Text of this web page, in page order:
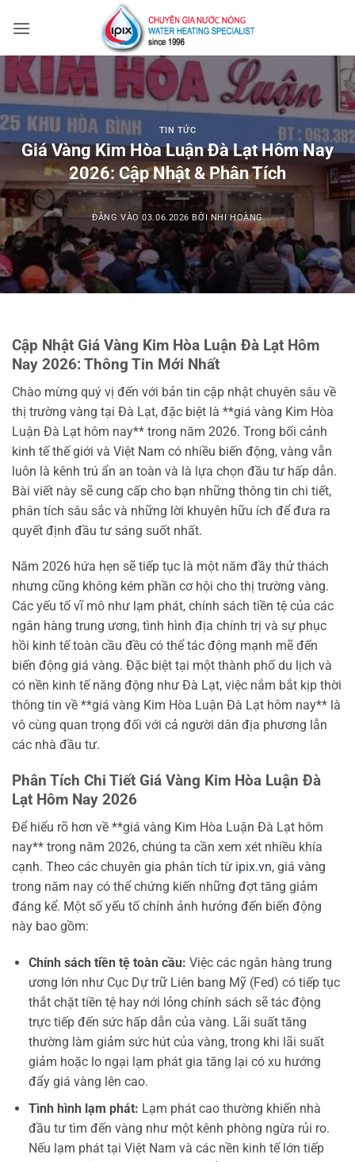
qua
dung
TIN TỨC
Giá Vàng Kim Hòa Luận Đà Lạt Hôm Nay
2026: Cập Nhật & Phân Tích
ĐĂNG VÀO03.06.2026 BỞI NHI HOÀNG
Cập Nhật Giá Vàng Kim Hòa Luận Đà Lạt Hôm
Nay 2026: Thông Tin Mới Nhất
Chào mừng quý vị đến với bản tin cập nhật chuyên sâu về
thị trường vàng tại Đà Lạt, đặc biệt là **giá vàng Kim Hòa
Luận Đà Lạt hôm nay** trong năm 2026. Trong bối cảnh
kinh tế thế giới và Việt Nam có nhiều biến động, vàng vẫn
luôn là kênh trú ẩn an toàn và là lựa chọn đầu tư hấp dẫn.
Bài viết này sẽ cung cấp cho bạn những thông tin chi tiết,
phân tích sâu sắc và những lời khuyên hữu ích để đưa ra
quyết định đầu tư sáng suốt nhất.
Năm 2026 hứa hẹn sẽ tiếp tục là một năm đầy thử thách
nhưng cũng không kém phần cơ hội cho thị trường vàng.
Các yếu tố vĩ mô như lạm phát, chính sách tiền tệ của các
ngân hàng trung ương, tình hình địa chính trị và sự phục
hồi kinh tế toàn cầu đều có thể tác động mạnh mẽ đến
biến động giá vàng. Đặc biệt tại một thành phố du lịch và
có nền kinh tế năng động như Đà Lạt, việc nắm bắt kịp thời
thông tin về **giá vàng Kim Hòa Luận Đà Lạt hôm nay** là
vô cùng quan trọng đối với cả người dân địa phương lẫn
các nhà đầu tư.
Phân Tích Chi Tiết Giá Vàng Kim Hòa Luận Đà
Lạt Hôm Nay 2026
Để hiểu rõ hơn về **giá vàng Kim Hòa Luận Đà Lạt hôm
nay** trong năm 2026, chúng ta cần xem xét nhiều khía
cạnh. Theo các chuyên gia phân tích từ ipix.vn, giá vàng
trong năm nay có thể chứng kiến những đợt tăng giảm
đáng kể. Một số yếu tố chính ảnh hưởng đến biến động
này bao gồm:
Chính sách tiền tệ toàn cầu: Việc các ngân hàng trung
ương lớn như Cục Dự trữ Liên bang Mỹ (Fed) có tiếp tục
thắt chặt tiền tệ hay nới lỏng chính sách sẽ tác động
trực tiếp đến sức hấp dẫn của vàng. Lãi suất tăng
thường làm giảm sức hút của vàng, trong khi lãi suất
giảm hoặc lo ngại lạm phát gia tăng lại có xu hướng
đẩy giá vàng lên cao.
Tình hình lạm phát: Lạm phát cao thường khiến nhà
đầu tư tìm đến vàng như một kênh phòng ngừa rủi ro.
Nếu lạm phát tại Việt Nam và các nền kinh tế lớn tiếp